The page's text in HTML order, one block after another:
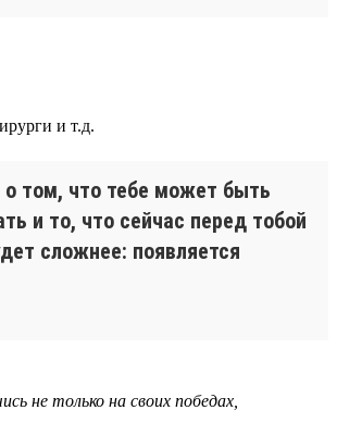
и т.д.
том, что тебе может быть
и то, что сейчас перед тобой
сложнее: появляется
не только на своих победах,